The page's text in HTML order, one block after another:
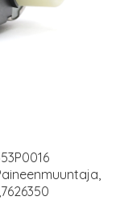
Paineenmuuntaja,